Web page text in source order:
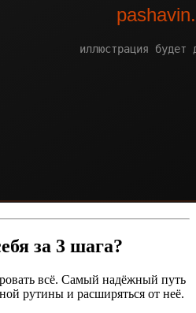
за 3 шага?
всё. Самый надёжный путь
рутины и расширяться от неё.